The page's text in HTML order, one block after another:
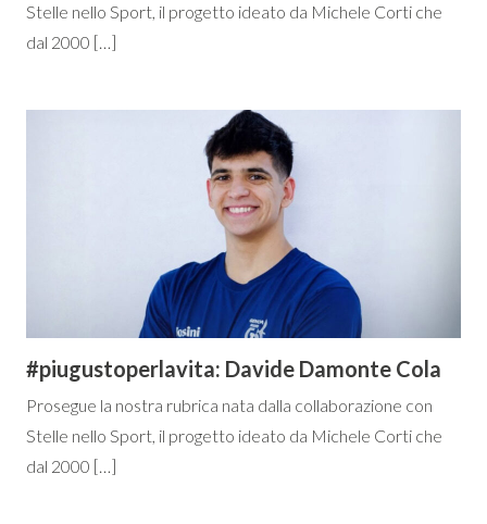
Stelle nello Sport, il progetto ideato da Michele Corti che
dal 2000 […]
#piugustoperlavita: Davide Damonte Cola
Prosegue la nostra rubrica nata dalla collaborazione con
Stelle nello Sport, il progetto ideato da Michele Corti che
dal 2000 […]